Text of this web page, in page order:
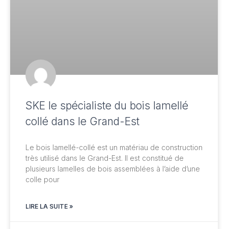
SKE le spécialiste du bois lamellé
collé dans le Grand-Est
Le bois lamellé-collé est un matériau de construction
très utilisé dans le Grand-Est. Il est constitué de
plusieurs lamelles de bois assemblées à l’aide d’une
colle pour
LIRE LA SUITE »